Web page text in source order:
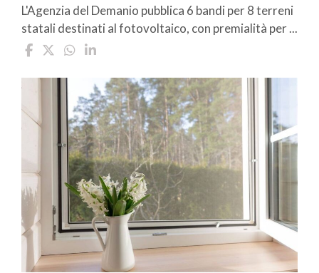
L'Agenzia del Demanio pubblica 6 bandi per 8 terreni
statali destinati al fotovoltaico, con premialità per ...